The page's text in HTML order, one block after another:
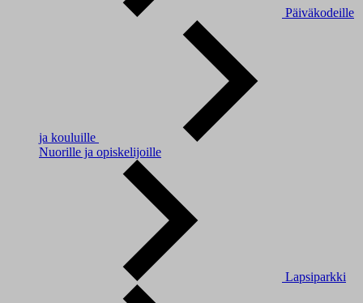
Päiväkodeille
ja kouluille
Nuorille ja opiskelijoille
Lapsiparkki